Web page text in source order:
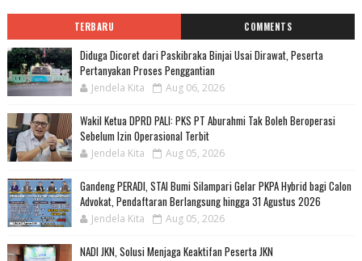
TERBARU COMMENTS
Diduga Dicoret dari Paskibraka Binjai Usai Dirawat, Peserta
Pertanyakan Proses Penggantian
Jendela Kita Aug 06, 2026
Wakil Ketua DPRD PALI: PKS PT Aburahmi Tak Boleh Beroperasi
Sebelum Izin Operasional Terbit
Jendela Kita Aug 05, 2026
Gandeng PERADI, STAI Bumi Silampari Gelar PKPA Hybrid bagi Calon
Advokat, Pendaftaran Berlangsung hingga 31 Agustus 2026
Jendela Kita Aug 05, 2026
NADI JKN, Solusi Menjaga Keaktifan Peserta JKN